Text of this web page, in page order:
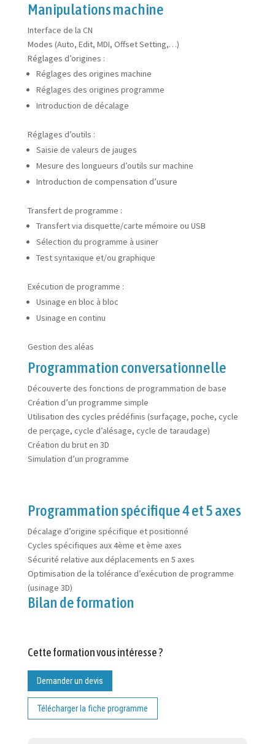
Manipulations machine
Interface de la CN
Modes (Auto, Edit, MDI, Offset Setting,…)
Réglages d’origines :
Réglages des origines machine
Réglages des origines programme
Introduction de décalage
Réglages d’outils :
Saisie de valeurs de jauges
Mesure des longueurs d’outils sur machine
Introduction de compensation d’usure
Transfert de programme :
Transfert via disquette/carte mémoire ou USB
Sélection du programme à usiner
Test syntaxique et/ou graphique
Exécution de programme :
Usinage en bloc à bloc
Usinage en continu
Gestion des aléas
Programmation conversationnelle
Découverte des fonctions de programmation de base
Création d’un programme simple
Utilisation des cycles prédéfinis (surfaçage, poche, cycle
de perçage, cycle d’alésage, cycle de taraudage)
Création du brut en 3D
Simulation d’un programme
Programmation spécifique 4 et 5 axes
Décalage d’origine spécifique et positionné
Cycles spécifiques aux 4ème et ème axes
Sécurité relative aux déplacements en 5 axes
Optimisation de la tolérance d’exécution de programme
(usinage 3D)
Bilan de formation
Cette formation vous intéresse ?
Demander un devis
Télécharger la fiche programme